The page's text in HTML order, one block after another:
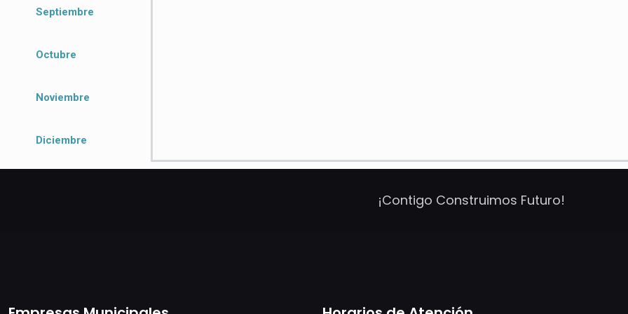
Septiembre
Octubre
Noviembre
Diciembre
¡Contigo Construimos Futuro!